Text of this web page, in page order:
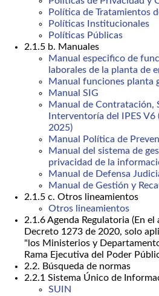
Política de Tratamientos
Políticas Institucionales
Políticas Públicas
2.1.5 b. Manuales
Manual especifico de
laborales de la planta de
Manual funciones planta
Manual SIG
Manual de Contratación,
Interventoría del IPES
2025)
Manual Política de
Manual del sistema de
privacidad de la
Manual de Defensa
Manual de Gestión y
2.1.5 c. Otros lineamientos
Otros lineamientos
2.1.6 Agenda Regulatoria (En
Decreto 1273 de 2020, solo
"los Ministerios y
Rama Ejecutiva del Poder
2.2. Búsqueda de normas
2.2.1 Sistema Único de
SUIN